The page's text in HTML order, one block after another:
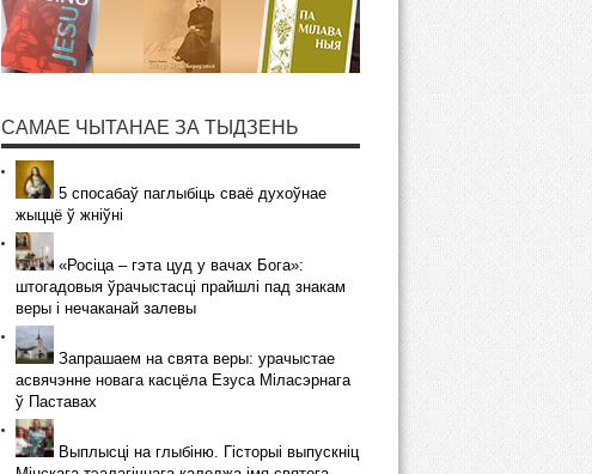
САМАЕ ЧЫТАНАЕ ЗА ТЫДЗЕНЬ
5 спосабаў паглыбіць сваё духоўнае
жыццё ў жніўні
«Росіца – гэта цуд у вачах Бога»:
штогадовыя ўрачыстасці прайшлі пад знакам
веры і нечаканай залевы
Запрашаем на свята веры: урачыстае
асвячэнне новага касцёла Езуса Міласэрнага
ў Паставах
Выплысці на глыбіню. Гісторыі выпускніц